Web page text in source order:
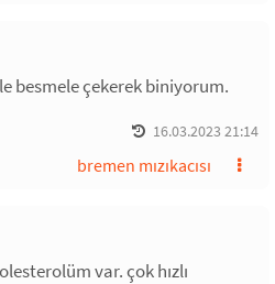
besmele çekerek biniyorum.
16.03.2023 21:14
bremen mızıkacısı
var. çok hızlı